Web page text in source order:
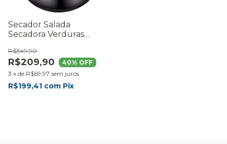
Secador Salada
Secadora Verduras
Alface Inox
R$209,90
R$349,90
40% OFF
3 x de R$69,97 sem juros
R$199,41 com Pix